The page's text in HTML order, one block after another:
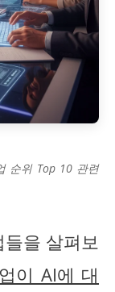
순위 Top 10 관련
을 살펴보
이 AI에 대